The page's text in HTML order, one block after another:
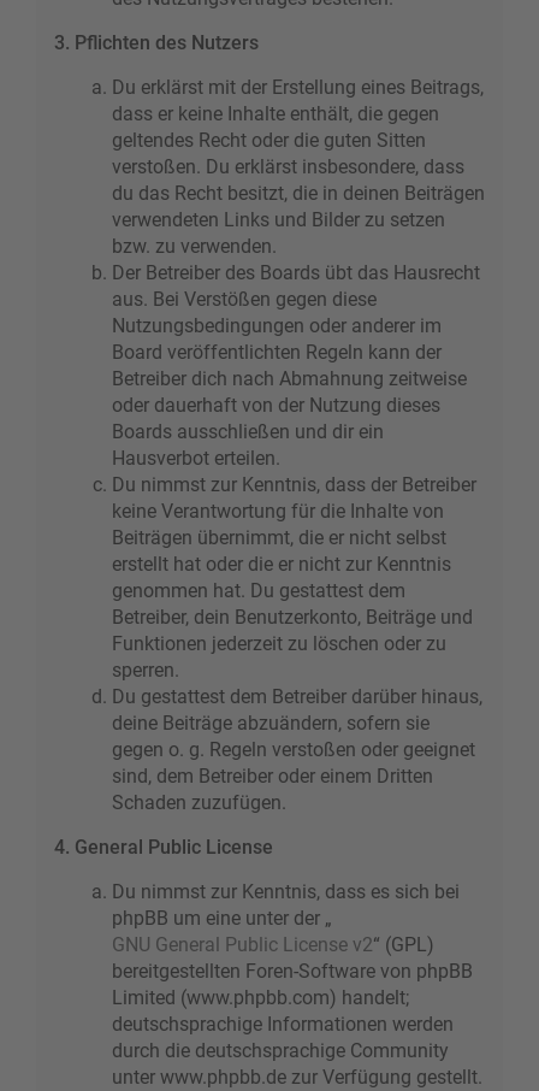
3. Pflichten des Nutzers
Du erklärst mit der Erstellung eines Beitrags,
dass er keine Inhalte enthält, die gegen
geltendes Recht oder die guten Sitten
verstoßen. Du erklärst insbesondere, dass
du das Recht besitzt, die in deinen Beiträgen
verwendeten Links und Bilder zu setzen
bzw. zu verwenden.
Der Betreiber des Boards übt das Hausrecht
aus. Bei Verstößen gegen diese
Nutzungsbedingungen oder anderer im
Board veröffentlichten Regeln kann der
Betreiber dich nach Abmahnung zeitweise
oder dauerhaft von der Nutzung dieses
Boards ausschließen und dir ein
Hausverbot erteilen.
Du nimmst zur Kenntnis, dass der Betreiber
keine Verantwortung für die Inhalte von
Beiträgen übernimmt, die er nicht selbst
erstellt hat oder die er nicht zur Kenntnis
genommen hat. Du gestattest dem
Betreiber, dein Benutzerkonto, Beiträge und
Funktionen jederzeit zu löschen oder zu
sperren.
Du gestattest dem Betreiber darüber hinaus,
deine Beiträge abzuändern, sofern sie
gegen o. g. Regeln verstoßen oder geeignet
sind, dem Betreiber oder einem Dritten
Schaden zuzufügen.
4. General Public License
Du nimmst zur Kenntnis, dass es sich bei
phpBB um eine unter der „
GNU General Public License v2“ (GPL)
bereitgestellten Foren-Software von phpBB
Limited (www.phpbb.com) handelt;
deutschsprachige Informationen werden
durch die deutschsprachige Community
unter www.phpbb.de zur Verfügung gestellt.